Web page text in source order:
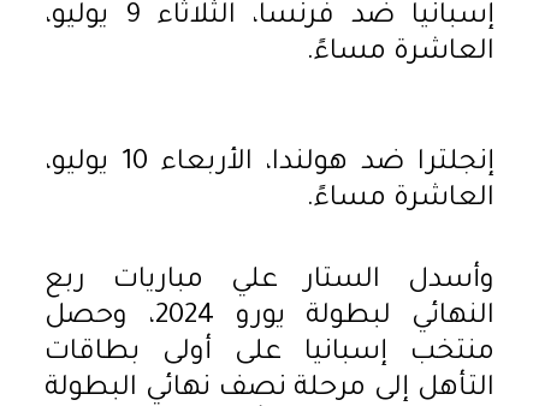
إسبانيا ضد فرنسا، الثلاثاء 9 يوليو،
العاشرة مساءً.
إنجلترا ضد هولندا، الأربعاء 10 يوليو،
العاشرة مساءً.
وأسدل الستار علي مباريات ربع
النهائي لبطولة يورو 2024، وحصل
منتخب إسبانيا على أولى بطاقات
التأهل إلى مرحلة نصف نهائي البطولة